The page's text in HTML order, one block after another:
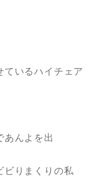
ているハイチェア
あんよを出
ビりまくりの私